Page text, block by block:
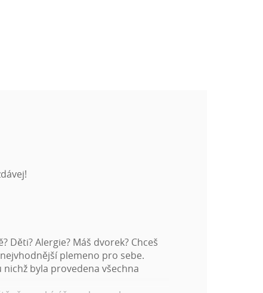
Alergie? Máš dvorek? Chceš
plemeno pro sebe.
byla provedena všechna